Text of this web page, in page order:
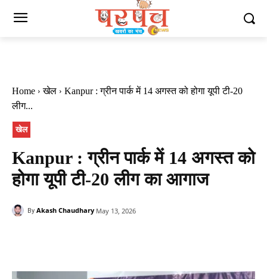
Home खेल
Kanpur : ग्रीन पार्क में 14 अगस्त को होगा यूपी टी-20
लीग...
खेल
Kanpur : ग्रीन पार्क में 14 अगस्त को
होगा यूपी टी-20 लीग का आगाज
By Akash Chaudhary May 13, 2026